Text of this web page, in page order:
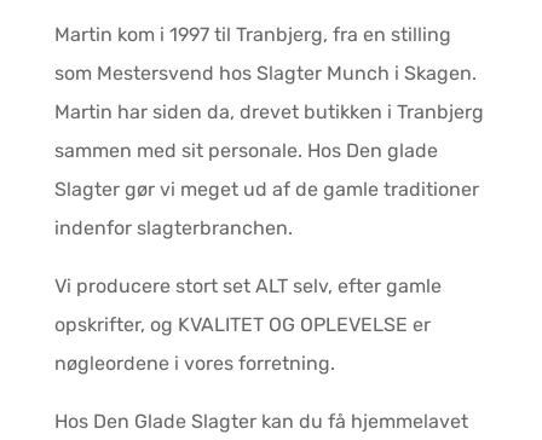
Martin kom i 1997 til Tranbjerg, fra en stilling
som Mestersvend hos Slagter Munch i Skagen.
Martin har siden da, drevet butikken i Tranbjerg
sammen med sit personale. Hos Den glade
Slagter gør vi meget ud af de gamle traditioner
indenfor slagterbranchen.
Vi producere stort set ALT selv, efter gamle
opskrifter, og KVALITET OG OPLEVELSE er
nøgleordene i vores forretning.
Hos Den Glade Slagter kan du få hjemmelavet